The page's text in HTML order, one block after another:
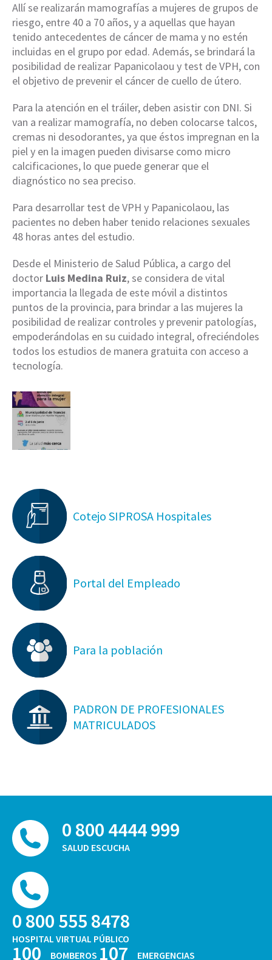
Allí se realizarán mamografías a mujeres de grupos de
riesgo, entre 40 a 70 años, y a aquellas que hayan
tenido antecedentes de cáncer de mama y no estén
incluidas en el grupo por edad. Además, se brindará la
posibilidad de realizar Papanicolaou y test de VPH, con
el objetivo de prevenir el cáncer de cuello de útero.
Para la atención en el tráiler, deben asistir con DNI. Si
van a realizar mamografía, no deben colocarse talcos,
cremas ni desodorantes, ya que éstos impregnan en la
piel y en la imagen pueden divisarse como micro
calcificaciones, lo que puede generar que el
diagnóstico no sea preciso.
Para desarrollar test de VPH y Papanicolaou, las
pacientes no deben haber tenido relaciones sexuales
48 horas antes del estudio.
Desde el Ministerio de Salud Pública, a cargo del
doctor Luis Medina Ruiz, se considera de vital
importancia la llegada de este móvil a distintos
puntos de la provincia, para brindar a las mujeres la
posibilidad de realizar controles y prevenir patologías,
empoderándolas en su cuidado integral, ofreciéndoles
todos los estudios de manera gratuita con acceso a
tecnología.
Cotejo SIPROSA Hospitales
Portal del Empleado
Para la población
PADRON DE PROFESIONALES
MATRICULADOS
0 800 4444 999
SALUD ESCUCHA
0 800 555 8478
HOSPITAL VIRTUAL PÚBLICO
100 BOMBEROS 107 EMERGENCIAS